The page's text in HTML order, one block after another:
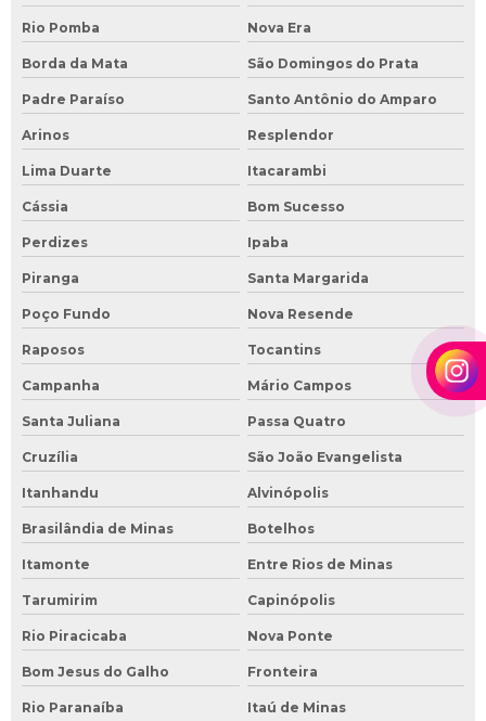
Rio Pomba Nova Era
Borda da Mata São Domingos do Prata
Padre Paraíso Santo Antônio do Amparo
Arinos Resplendor
Lima Duarte Itacarambi
Cássia Bom Sucesso
Perdizes Ipaba
Piranga Santa Margarida
Poço Fundo Nova Resende
Raposos Tocantins
Campanha Mário Campos
Santa Juliana Passa Quatro
Cruzília São João Evangelista
Itanhandu Alvinópolis
Brasilândia de Minas Botelhos
Itamonte Entre Rios de Minas
Tarumirim Capinópolis
Rio Piracicaba Nova Ponte
Bom Jesus do Galho Fronteira
Rio Paranaíba Itaú de Minas